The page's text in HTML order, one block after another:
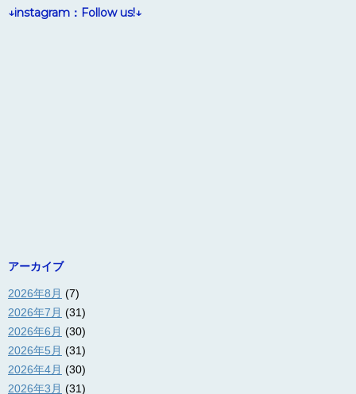
↓instagram：Follow us!↓
アーカイブ
2026年8月 (7)
2026年7月 (31)
2026年6月 (30)
2026年5月 (31)
2026年4月 (30)
2026年3月 (31)